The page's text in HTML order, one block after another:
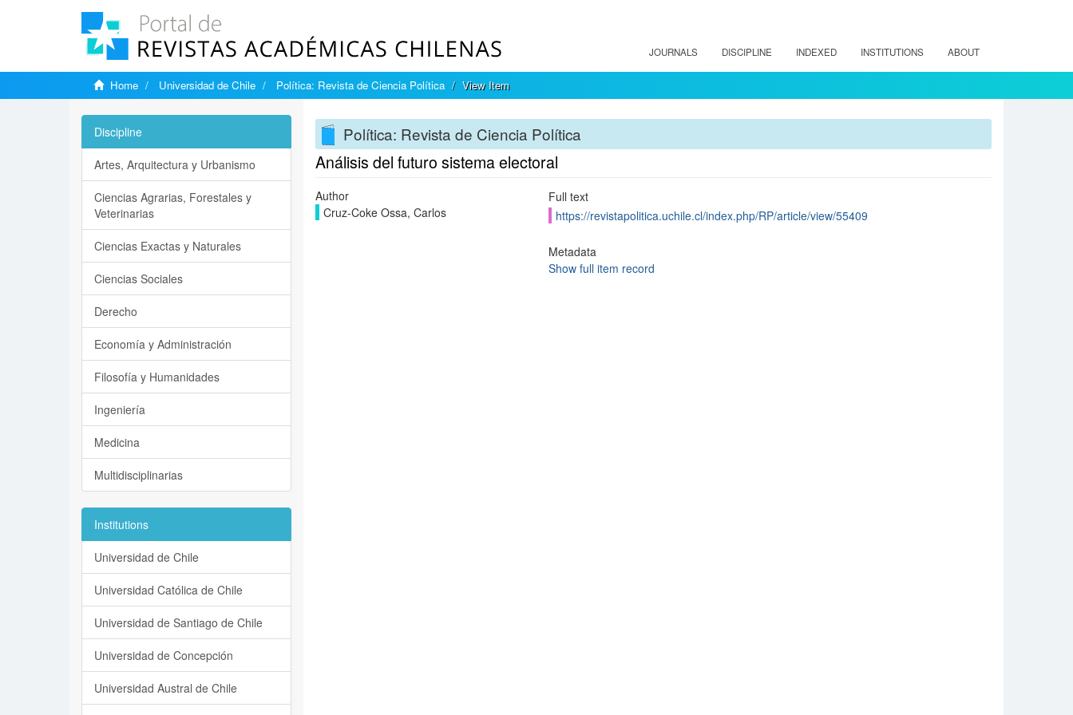
JOURNALS DISCIPLINE INDEXED INSTITUTIONS ABOUT
Home Universidad de Chile Política: Revista de Ciencia Política View Item
Política: Revista de Ciencia Política
Análisis del futuro sistema electoral
Author
Cruz-Coke Ossa, Carlos
Full text
https://revistapolitica.uchile.cl/index.php/RP/article/view/55409
Metadata
Show full item record
Discipline
Artes, Arquitectura y Urbanismo
Ciencias Agrarias, Forestales y
Veterinarias
Ciencias Exactas y Naturales
Ciencias Sociales
Derecho
Economía y Administración
Filosofía y Humanidades
Ingeniería
Medicina
Multidisciplinarias
Institutions
Universidad de Chile
Universidad Católica de Chile
Universidad de Santiago de Chile
Universidad de Concepción
Universidad Austral de Chile